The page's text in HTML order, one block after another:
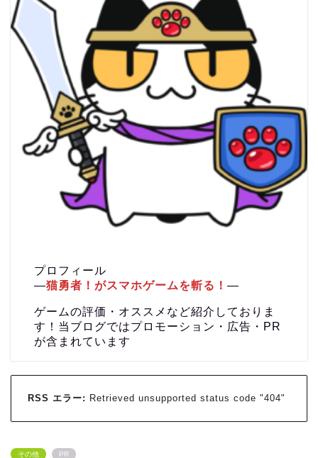
プロフィール
―猫勇者！がスマホゲームを斬る！―
ゲームの評価・オススメなど紹介しておりま
す！当ブログではプロモーション・広告・PR
が含まれています
RSS エラー: Retrieved unsupported status code "404"
その他 PR